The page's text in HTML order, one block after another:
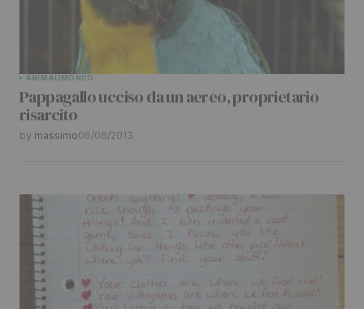
ANIMALIMONDO
Pappagallo ucciso da un aereo, proprietario
risarcito
by massimo06/06/2013